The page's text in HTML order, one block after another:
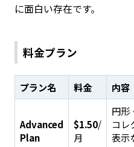
に面白い存在です。
料金プラン
プラン名 料金 内容
Advanced
Plan
$1.50/
月
円形
コレ
表示